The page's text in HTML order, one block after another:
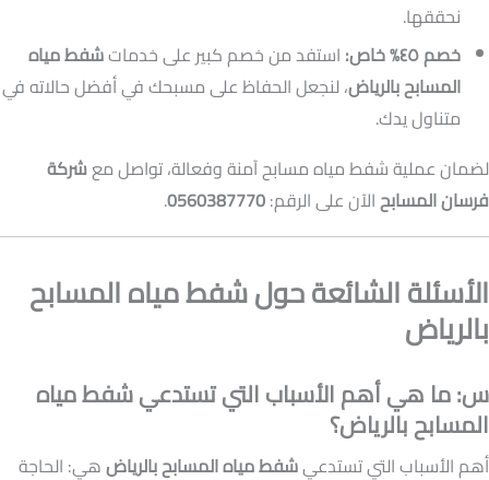
نحققها.
خصم ٤٥% خاص:
استفد من خصم كبير على خدماتشفط مياه
المسابح بالرياض، لنجعل الحفاظ على مسبحك في أفضل حالاته في
متناول يدك.
لضمان عملية شفط مياه مسابح آمنة وفعالة، تواصل معشركة
فرسان المسابحالآن على الرقم:0560387770
.
الأسئلة الشائعة حول شفط مياه المسابح
بالرياض
س: ما هي أهم الأسباب التي تستدعي شفط مياه
المسابح بالرياض؟
أهم الأسباب التي تستدعيشفط مياه المسابح بالرياضهي: الحاجة